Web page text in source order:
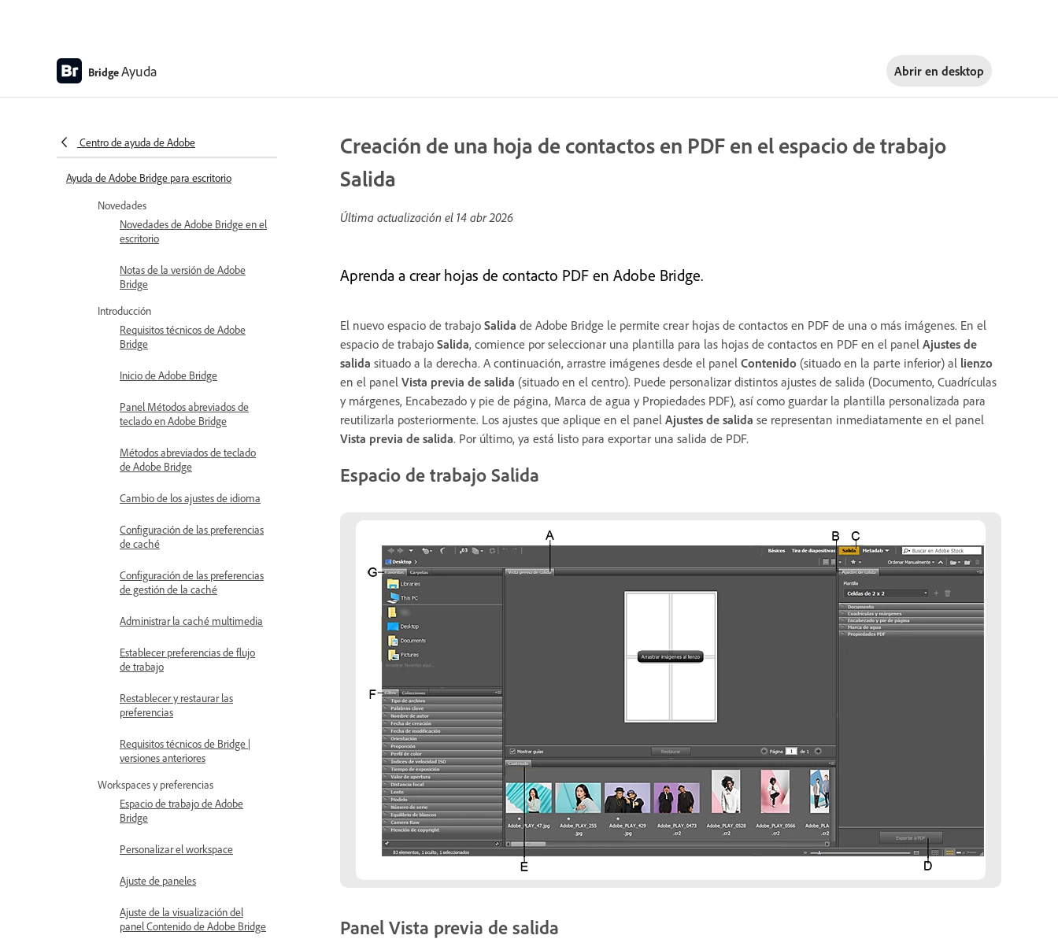
BridgeAyuda Abrir en desktop
Centro de ayuda de Adobe
Ayuda de Adobe Bridge para escritorio
Novedades
Novedades de Adobe Bridge en el
escritorio
Notas de la versión de Adobe
Bridge
Introducción
Requisitos técnicos de Adobe
Bridge
Inicio de Adobe Bridge
Panel Métodos abreviados de
teclado en Adobe Bridge
Métodos abreviados de teclado
de Adobe Bridge
Cambio de los ajustes de idioma
Configuración de las preferencias
de caché
Configuración de las preferencias
de gestión de la caché
Administrar la caché multimedia
Establecer preferencias de flujo
de trabajo
Restablecer y restaurar las
preferencias
Requisitos técnicos de Bridge |
versiones anteriores
Workspaces y preferencias
Espacio de trabajo de Adobe
Bridge
Personalizar el workspace
Ajuste de paneles
Ajuste de la visualización del
panel Contenido de Adobe Bridge
Creación de una hoja de contactos en PDF en el espacio de trabajo
Salida
Última actualización el 14 abr 2026
Aprenda a crear hojas de contacto PDF en Adobe Bridge.
El nuevo espacio de trabajo Salida de Adobe Bridge le permite crear hojas de contactos en PDF de una o más imágenes. En el
espacio de trabajo Salida, comience por seleccionar una plantilla para las hojas de contactos en PDF en el panel Ajustes de
salida situado a la derecha. A continuación, arrastre imágenes desde el panel Contenido (situado en la parte inferior) al lienzo
en el panel Vista previa de salida (situado en el centro). Puede personalizar distintos ajustes de salida (Documento, Cuadrículas
y márgenes, Encabezado y pie de página, Marca de agua y Propiedades PDF), así como guardar la plantilla personalizada para
reutilizarla posteriormente. Los ajustes que aplique en el panel Ajustes de salida se representan inmediatamente en el panel
Vista previa de salida. Por último, ya está listo para exportar una salida de PDF.
Espacio de trabajo Salida
Panel Vista previa de salida